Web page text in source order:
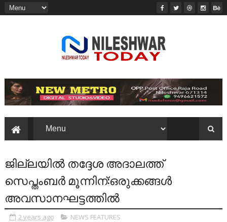
ജില്ലയിൽ തദ്ദേശ അദാലത്ത്
സെപ്തംബര്‍ മൂന്നിന്:ഒരുക്കങ്ങൾ
അവസാനഘട്ടത്തിൽ
2 years ago NEWS FEATURES